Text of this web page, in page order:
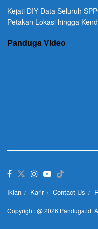
Kejati DIY Data Seluruh
Petakan Lokasi hingga
Panduga Video
Iklan Karir Contact Us
Copyright: @ 2026 Panduga.id.